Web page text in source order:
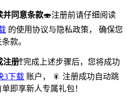
并同意条款🍣注册前请仔细阅读
的使用协议与隐私政策， 确保您
款。
注册🚏完成上述步骤后，您将成功
3下载 账户， 🎇 注册成功自动跳
即享新人专属礼包！